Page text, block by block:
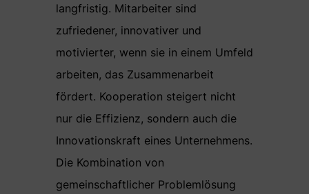
langfristig. Mitarbeiter sind
zufriedener, innovativer und
motivierter, wenn sie in einem Umfeld
arbeiten, das Zusammenarbeit
fördert. Kooperation steigert nicht
nur die Effizienz, sondern auch die
Innovationskraft eines Unternehmens.
Die Kombination von
gemeinschaftlicher Problemlösung